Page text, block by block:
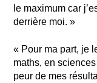
le maximum car
derrière moi. »
« Pour ma part, je
maths, en
peur de mes